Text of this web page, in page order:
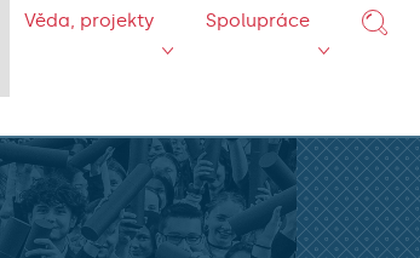
Věda, projekty Spolupráce